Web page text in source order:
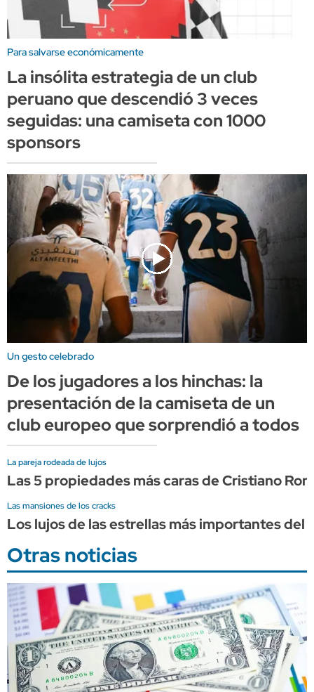
Para salvarse económicamente
La insólita estrategia de un club
peruano que descendió 3 veces
seguidas: una camiseta con 1000
sponsors
Un gesto celebrado
De los jugadores a los hinchas: la
presentación de la camiseta de un
club europeo que sorprendió a todos
La pareja rodeada de lujos
Las 5 propiedades más caras de Cristiano
Las mansiones de los cracks
Los lujos de las estrellas más importantes del
Otras noticias